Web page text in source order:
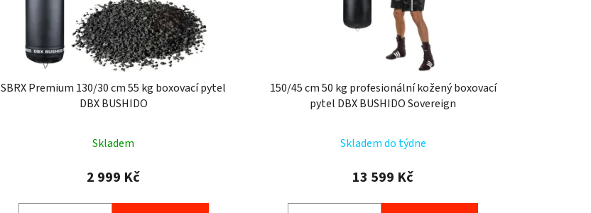
SBRX Premium 130/30 cm 55 kg boxovací pytel
DBX BUSHIDO
Skladem
2 999 Kč
150/45 cm 50 kg profesionální kožený boxovací
pytel DBX BUSHIDO Sovereign
Skladem do týdne
13 599 Kč